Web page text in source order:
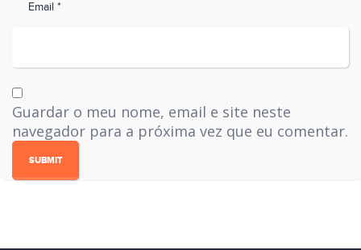
Email *
Guardar o meu nome, email e site neste
navegador para a próxima vez que eu comentar.